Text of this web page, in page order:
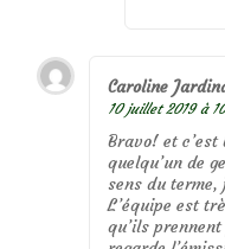
Caroline
10 juillet 2019 à
Bravo! et
quelqu’un de
sens du terme,
L’équipe est
qu’ils